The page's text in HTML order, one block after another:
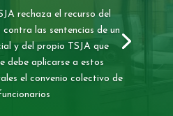
rechaza el recurso del
las sentencias de un
y del propio TSJA que
debe aplicarse a estos
el convenio colectivo de